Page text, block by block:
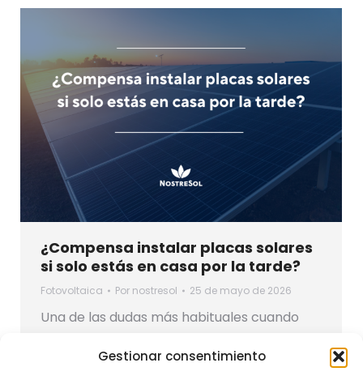
Gestionar consentimiento
¿Compensa instalar placas solares
si solo estás en casa por la tarde?
Fotovoltaica Por nostresol 25 de mayo de 2026
Una de las dudas más habituales cuando
esta: “Si paso todo el día fuera de casa,